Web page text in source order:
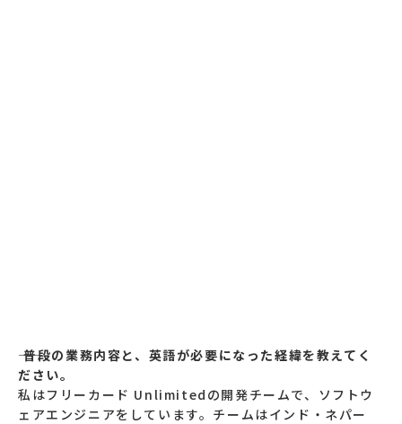
―― 普段の業務内容と、英語が必要になった経緯を教えてく
ださい。
私はフリーカード Unlimitedの開発チームで、ソフトウ
ェアエンジニアをしています。チームはインド・ネパー